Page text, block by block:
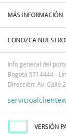
MÁS INFORMACIÓN
CONOZCA
Info general del
Bogotá 5714444 -
Dirección: Av. Calle
VERSIÓN